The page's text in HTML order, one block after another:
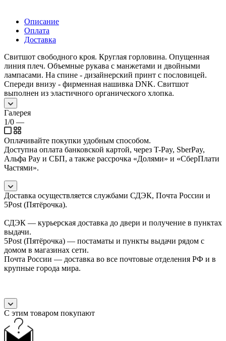
Описание
Оплата
Доставка
Свитшот свободного кроя. Круглая горловина. Опущенная
линия плеч. Объемные рукава с манжетами и двойными
лампасами. На спине - дизайнерский принт с пословицей.
Спереди внизу - фирменная нашивка DNK. Свитшот
выполнен из эластичного органического хлопка.
Галерея
1/0 —
Оплачивайте покупки удобным способом.
Доступна оплата банковской картой, через T-Pay, SberPay,
Альфа Pay и СБП, а также рассрочка «Долями» и «СберПлати
Частями».
Доставка осуществляется службами СДЭК, Почта России и
5Post (Пятёрочка).
СДЭК — курьерская доставка до двери и получение в пунктах
выдачи.
5Post (Пятёрочка) — постаматы и пункты выдачи рядом с
домом в магазинах сети.
Почта России — доставка во все почтовые отделения РФ и в
крупные города мира.
С этим товаром покупают